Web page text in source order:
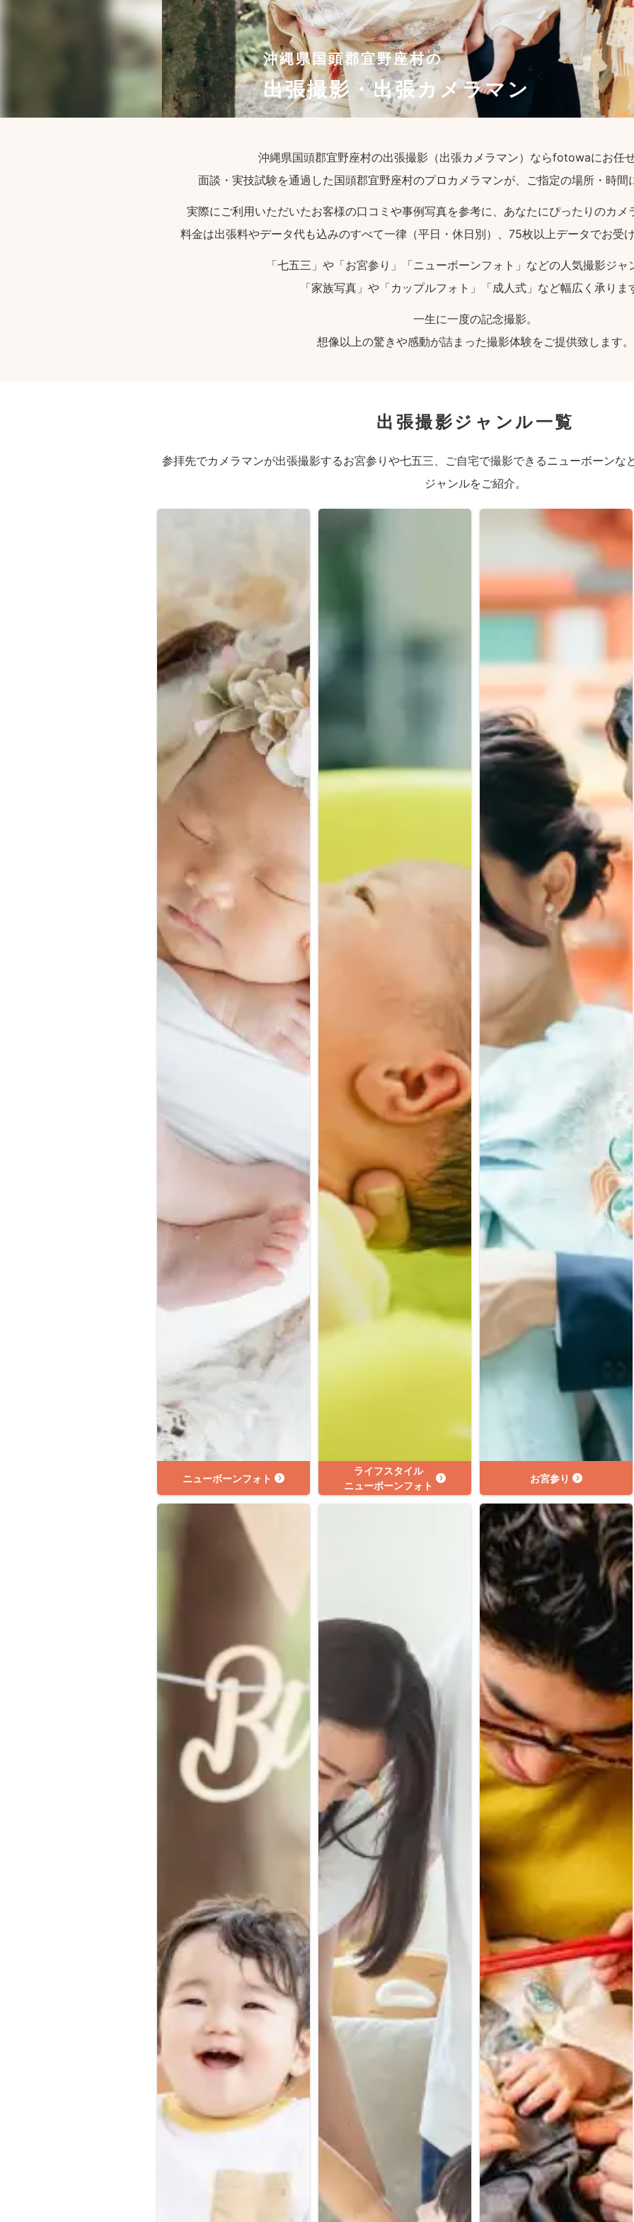
沖縄県国頭郡宜野座村の
出張撮影・出張カメラマン
沖縄県国頭郡宜野座村の出張撮影（出張カメラマン）ならfotowaにお任
面談・実技試験を通過した国頭郡宜野座村のプロカメラマンが、ご指定の場所・時間
実際にご利用いただいたお客様の口コミや事例写真を参考に、あなたにぴったりのカメ
料金は出張料やデータ代も込みのすべて一律（平日・休日別）、75枚以上データでお受
「七五三」や「お宮参り」「ニューボーンフォト」などの人気撮影ジャ
「家族写真」や「カップルフォト」「成人式」など幅広く承りま
一生に一度の記念撮影。
想像以上の驚きや感動が詰まった撮影体験をご提供致します。
出張撮影ジャンル一覧
参拝先でカメラマンが出張撮影するお宮参りや七五三、ご自宅で撮影できるニューボーン
ジャンルをご紹介。
ニューボーンフォト
ライフスタイル
ニューボーンフォト
お宮参り